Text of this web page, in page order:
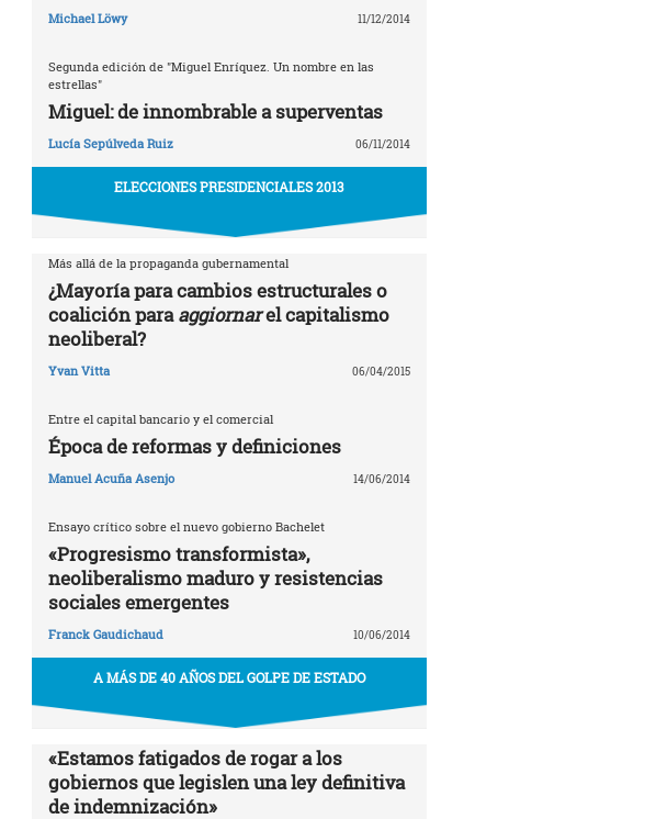
Michael Löwy 11/12/2014
Segunda edición de "Miguel Enríquez. Un nombre en las
estrellas"
Miguel: de innombrable a superventas
Lucía Sepúlveda Ruiz 06/11/2014
ELECCIONES PRESIDENCIALES 2013
Más allá de la propaganda gubernamental
¿Mayoría para cambios estructurales o
coalición paraaggiornarel capitalismo
neoliberal?
Yvan Vitta 06/04/2015
Entre el capital bancario y el comercial
Época de reformas y definiciones
Manuel Acuña Asenjo 14/06/2014
Ensayo crítico sobre el nuevo gobierno Bachelet
«Progresismo transformista»,
neoliberalismo maduro y resistencias
sociales emergentes
Franck Gaudichaud 10/06/2014
A MÁS DE 40 AÑOS DEL GOLPE DE ESTADO
«Estamos fatigados de rogar a los
gobiernos que legislen una ley definitiva
de indemnización»